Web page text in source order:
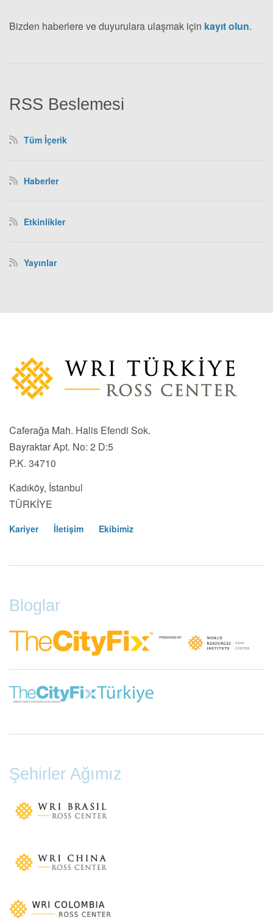
RSS Beslemesi
Tüm İçerik
Haberler
Etkinlikler
Yayınlar
Bizden haberlere ve duyurulara ulaşmak için kayıt olun.
Bloglar
Şehirler Ağımız
Caferağa Mah. Halis Efendi Sok.
Bayraktar Apt. No: 2 D:5
P.K. 34710
Kadıköy, İstanbul
TÜRKİYE
Kariyer İletişim Ekibimiz